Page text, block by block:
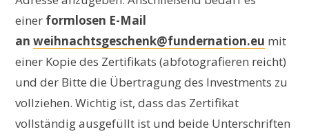
einer formlosen E-Mail
an weihnachtsgeschenk@fundernation.eu mit
einer Kopie des Zertifikats (abfotografieren reicht)
und der Bitte die Übertragung des Investments zu
vollziehen. Wichtig ist, dass das Zertifikat
vollständig ausgefüllt ist und beide Unterschriften